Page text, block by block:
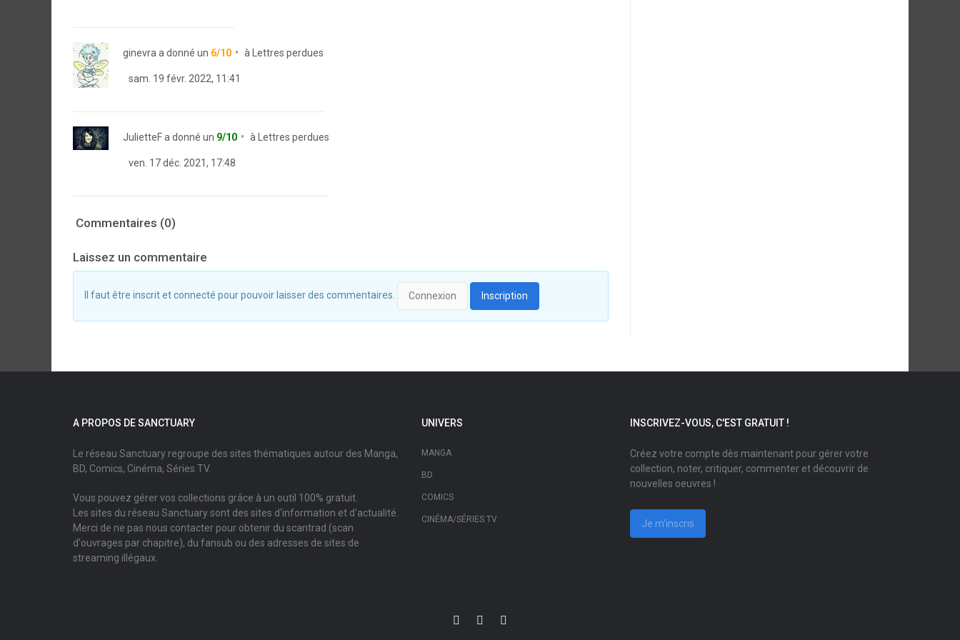
ginevra a donné un 6/10 à Lettres perdues
sam. 19 févr. 2022, 11:41
JulietteFa donné un 9/10 à Lettres perdues
ven. 17 déc. 2021, 17:48
Commentaires (0)
Laissez un commentaire
Il faut être inscrit et connecté pour pouvoir laisser des commentaires. Connexion Inscription
A PROPOS DE SANCTUARY
Le réseau Sanctuary regroupe des sites thématiques autour des Manga,
BD, Comics, Cinéma, Séries TV.
Vous pouvez gérer vos collections grâce à un outil 100% gratuit.
Les sites du réseau Sanctuary sont des sites d'information et d'actualité.
Merci de ne pas nous contacter pour obtenir du scantrad (scan
d'ouvrages par chapitre), du fansub ou des adresses de sites de
streaming illégaux.
UNIVERS
MANGA
BD
COMICS
CINÉMA/SÉRIES TV
INSCRIVEZ-VOUS, C'EST GRATUIT !
Créez votre compte dès maintenant pour gérer votre
collection, noter, critiquer, commenter et découvrir de
nouvelles oeuvres !
Je m'inscris